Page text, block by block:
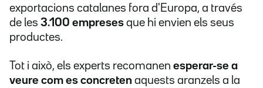
exportacions catalanes fora d'Europa, a través
de les 3.100 empreses que hi envien els seus
productes.
Tot i això, els experts recomanen esperar-se a
veure com es concreten aquests aranzels a la